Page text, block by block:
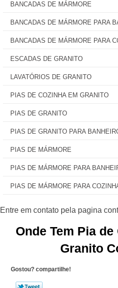
BANCADAS DE MÁRMORE
BANCADAS DE MÁRMORE PARA
BANCADAS DE MÁRMORE PARA
ESCADAS DE GRANITO
LAVATÓRIOS DE GRANITO
PIAS DE COZINHA EM GRANITO
PIAS DE GRANITO
PIAS DE GRANITO PARA
PIAS DE MÁRMORE
PIAS DE MÁRMORE PARA
PIAS DE MÁRMORE PARA
Onde Tem Pia
Granito
Gostou? compartilhe!